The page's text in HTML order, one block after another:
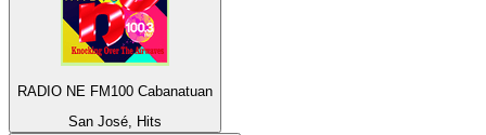
RADIO NE FM100 Cabanatuan
San José, Hits